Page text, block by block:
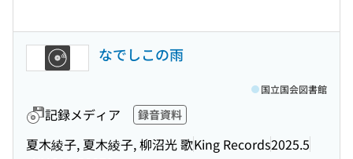
なでしこの雨
記録メディア 録音資料
夏木綾子, 夏木綾子, 柳沼光 歌King Records2025.5
国立国会図書館